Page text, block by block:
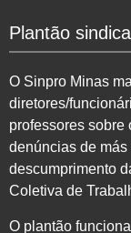
Plantão sindical
O Sinpro Minas
diretores/
professores sobre
denúncias de
descumprimento
Coletiva de
O plantão